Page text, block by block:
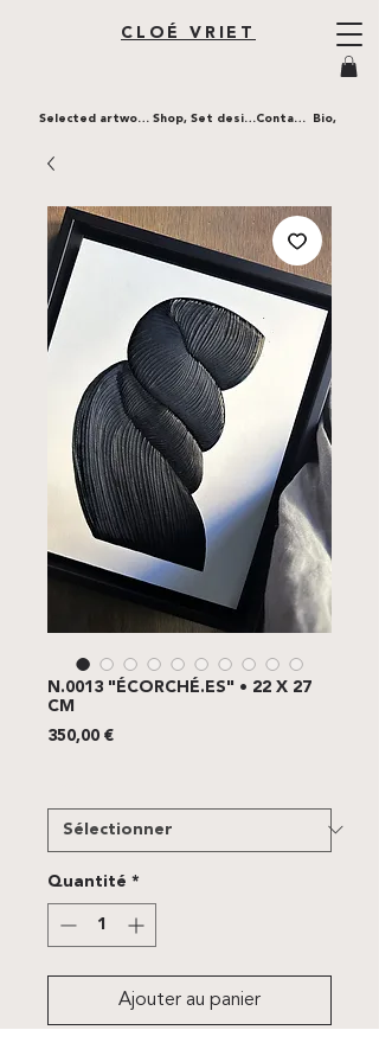
CLOÉ VRIET
Contact,
Selected artworks, Shop, Set design, Bio,
N.0013 "ÉCORCHÉ.ES" • 22 X 27
CM
350,00 €Prix
Quantité *
Ajouter au panier